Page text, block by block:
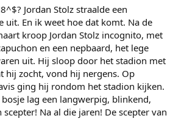
Jordan Stolz straalde een
uit. En ik weet hoe dat komt. Na de
kroop Jordan Stolz incognito, met
en een nepbaard, het lege
uit. Hij sloop door het stadion met
hij zocht, vond hij nergens. Op
ging hij rondom het stadion kijken.
bosje lag een langwerpig, blinkend,
Na al die jaren! De scepter van